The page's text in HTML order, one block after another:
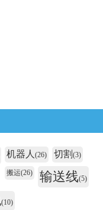
机器人 (26) 切割 (3)
搬运(26) 输送线(5)
(10)